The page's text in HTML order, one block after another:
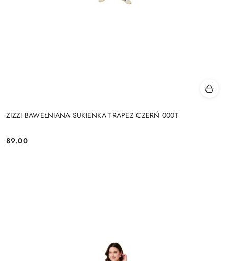
ZIZZI BAWEŁNIANA SUKIENKA TRAPEZ CZERŃ 000T
Cena:
89.00